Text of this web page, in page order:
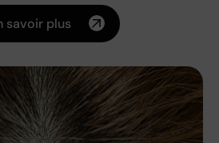
savoir plus